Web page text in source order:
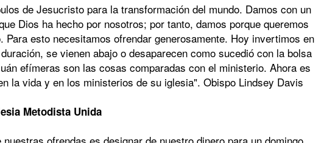
de Jesucristo para la transformación del mundo. Damos con un
Dios ha hecho por nosotros; por tanto, damos porque queremos
Para esto necesitamos ofrendar generosamente. Hoy invertimos en
se vienen abajo o desaparecen como sucedió con la bolsa
efímeras son las cosas comparadas con el ministerio. Ahora es
la vida y en los ministerios de su iglesia". Obispo Lindsey Davis
Metodista Unida
ofrendas es designar de nuestro dinero para un domingo